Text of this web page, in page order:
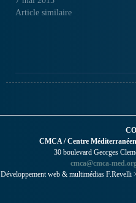
Article similaire
CMCA / Centre
30 boulevard Georges
cmca@cmca-
Développement web & multimédias F.Revelli